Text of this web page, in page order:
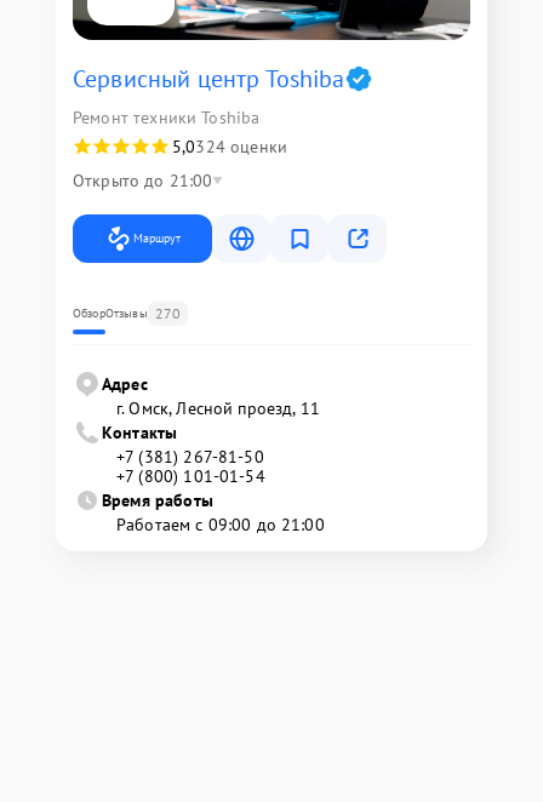
Сервисный центр Toshiba
Ремонт техники Toshiba
5,0324 оценки
Открыто до 21:00
Маршрут
ОбзорОтзывы 270
Адрес
г. Омск, ​Лесной проезд, 11
Контакты
+7 (381) 267-81-50
+7 (800) 101-01-54
Время работы
Работаем с 09:00 до 21:00